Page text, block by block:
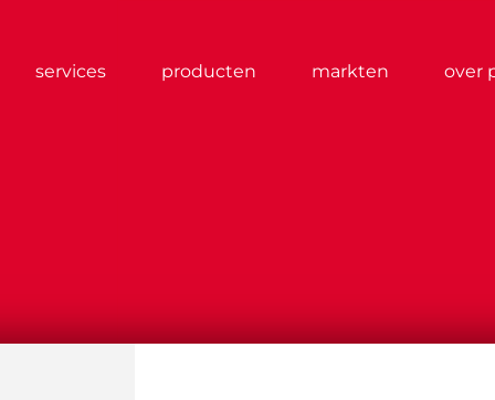
services producten markten over